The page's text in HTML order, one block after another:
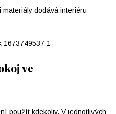
dodává interiéru
ve
použít kdekoliv. V jednotlivých